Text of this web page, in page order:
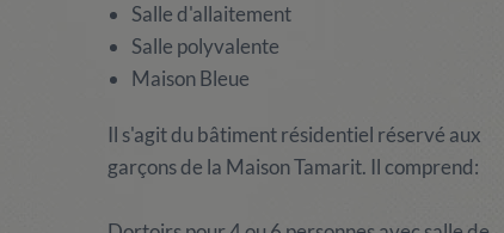
Salle d'allaitement
Salle polyvalente
Maison Bleue
Il s'agit du bâtiment résidentiel réservé aux
garçons de la Maison Tamarit. Il comprend: